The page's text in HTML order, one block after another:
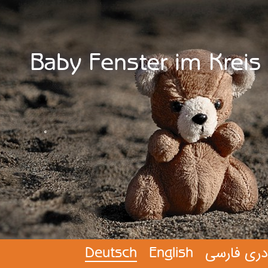
Baby Fenster im
Deutsch English دری فارسی